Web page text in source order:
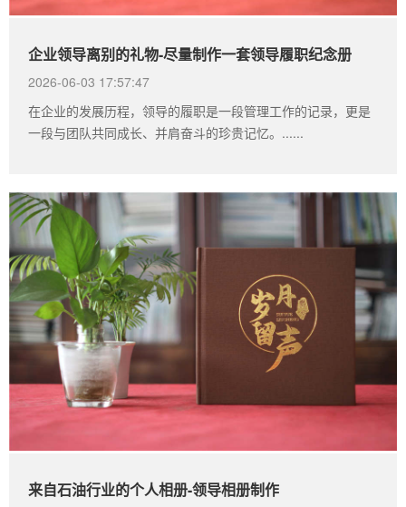
企业领导离别的礼物-尽量制作一套领导履职纪念册
2026-06-03 17:57:47
在企业的发展历程，领导的履职是一段管理工作的记录，更是
一段与团队共同成长、并肩奋斗的珍贵记忆。......
来自石油行业的个人相册-领导相册制作